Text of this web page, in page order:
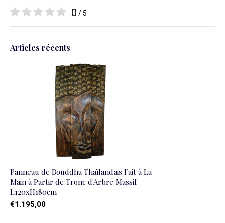
0 / 5
Articles récents
Panneau de Bouddha Thaïlandais Fait à La
Main à Partir de Tronc d'Arbre Massif
L120xH180cm
€1.195,00